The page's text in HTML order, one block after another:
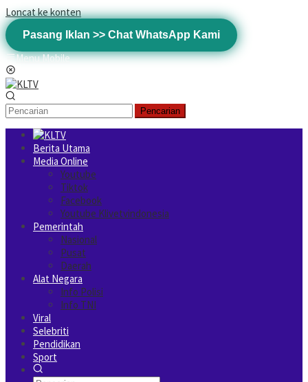
Loncat ke konten
Pasang Iklan >> Chat WhatsApp Kami
Menu Mobile
Pencarian
Berita Utama
Media Online
Youtube
Tiktok
Facebook
Youtube Klivetvindonesia
Pemerintah
Nasional
Pusat
Daerah
Alat Negara
Info Polisi
Info TNI
Viral
Selebriti
Pendidikan
Sport